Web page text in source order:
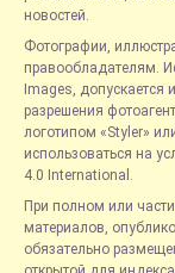
новостей.
Фотографии,
правообладателям.
Images, допускается
разрешения
логотипом «Styler»
использоваться на
4.0 International.
При полном или
материалов,
обязательно